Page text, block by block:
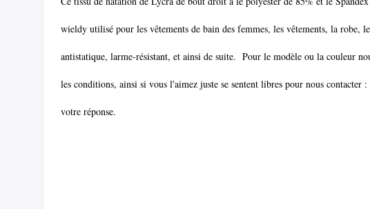
wieldy utilisé pour les vêtements de bain des femmes, les vêtements, la robe,
antistatique, larme-résistant, et ainsi de suite. Pour le modèle ou la couleur
les conditions, ainsi si vous l'aimez juste se sentent libres pour nous contacter :
votre réponse.